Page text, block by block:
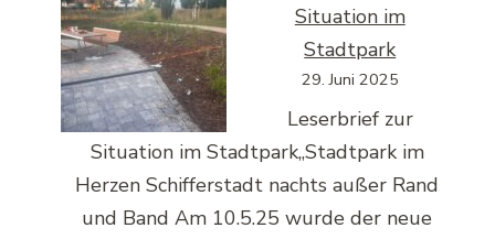
Situation im
Stadtpark
29. Juni 2025
Leserbrief zur
Situation im Stadtpark„Stadtpark im
Herzen Schifferstadt nachts außer Rand
und Band Am 10.5.25 wurde der neue